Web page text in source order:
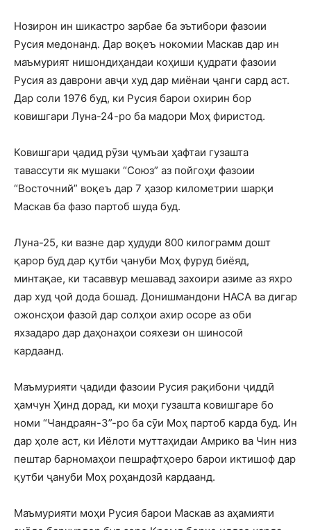
Нозирон ин шикастро зарбае ба эътибори фазоии
Русия медонанд. Дар воқеъ нокомии Маскав дар ин
маъмурият нишондиҳандаи коҳиши қудрати фазоии
Русия аз даврони авҷи худ дар миёнаи ҷанги сард аст.
Дар соли 1976 буд, ки Русия барои охирин бор
ковишгари Луна-24-ро ба мадори Моҳ фиристод.
Ковишгари ҷадид рӯзи ҷумъаи ҳафтаи гузашта
тавассути як мушаки “Союз” аз пойгоҳи фазоии
“Восточний” воқеъ дар 7 ҳазор километрии шарқи
Маскав ба фазо партоб шуда буд.
Луна-25, ки вазне дар ҳудуди 800 килограмм дошт
қарор буд дар қутби ҷануби Моҳ фуруд биёяд,
минтақае, ки тасаввур мешавад захоири азиме аз яхро
дар худ ҷой дода бошад. Донишмандони НАСА ва дигар
ожонсҳои фазоӣ дар солҳои ахир осоре аз оби
яхзадаро дар даҳонаҳои сояхези он шиносоӣ
кардаанд.
Маъмурияти ҷадиди фазоии Русия рақибони ҷиддӣ
ҳамчун Ҳинд дорад, ки моҳи гузашта ковишгаре бо
номи “Чандраян-3”-ро ба сӯи Моҳ партоб карда буд. Ин
дар ҳоле аст, ки Иёлоти муттаҳидаи Амрико ва Чин низ
пештар барномаҳои пешрафтҳоеро барои иктишоф дар
қутби ҷануби Моҳ роҳандозӣ кардаанд.
Маъмурияти моҳи Русия барои Маскав аз аҳамияти